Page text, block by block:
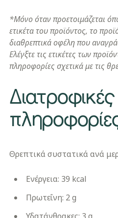
*Μόνο όταν προετοιμάζεται
ετικέτα του προϊόντος, το
διαθρεπτικά οφέλη που
Ελέγξτε τις ετικέτες των
πληροφορίες σχετικά με τις
​Διατροφικές
Θρεπτικά συστατικά ανά
Ενέργεια: 39 kcal
Πρωτεΐνη: 2 g